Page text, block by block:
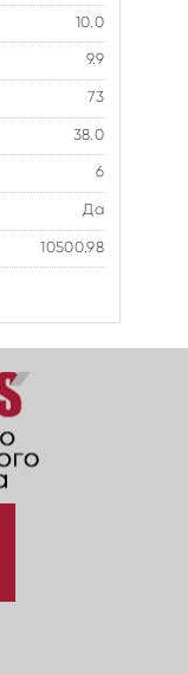
10.0
9.9
73
38.0
6
Да
10500.98